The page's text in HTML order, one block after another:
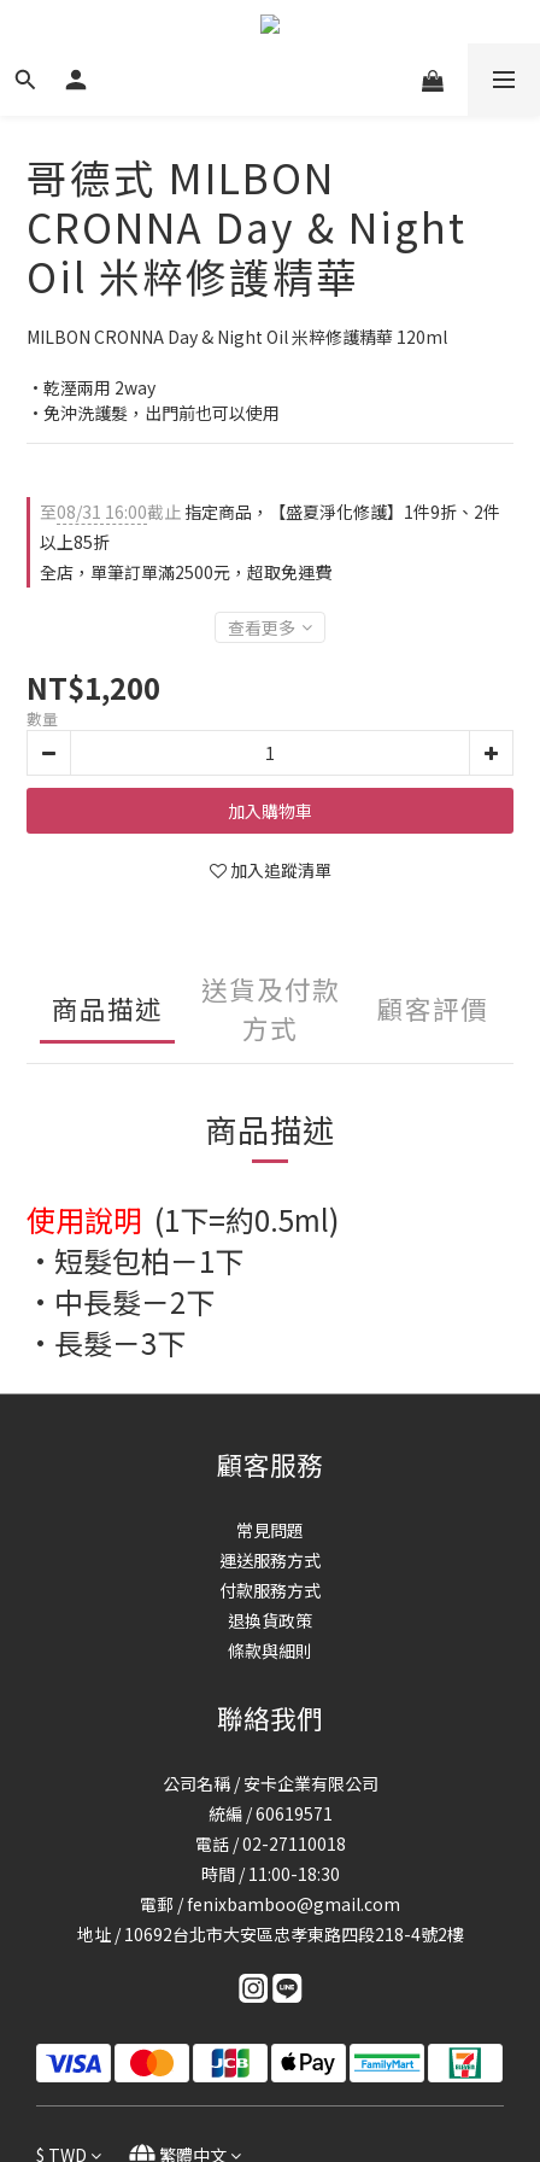
哥德式 MILBON
CRONNA Day & Night
Oil 米粹修護精華
MILBON CRONNA Day & Night Oil 米粹修護精華 120ml
•乾溼兩用 2way
•免沖洗護髮，出門前也可以使用
至08/31 16:00截止 指定商品，【盛夏淨化修護】1件9折、2件
以上85折
全店，單筆訂單滿2500元，超取免運費
查看更多
NT$1,200
數量
加入購物車
加入追蹤清單
商品描述
送貨及付款
方式
顧客評價
商品描述
使用說明 (1下=約0.5ml)
•短髮包柏－1下
•中長髮－2下
•長髮－3下
顧客服務
常見問題
運送服務方式
付款服務方式
退換貨政策
條款與細則
聯絡我們
公司名稱 / 安卡企業有限公司
統編 / 60619571
電話 / 02-27110018
時間 / 11:00-18:30
電郵 / fenixbamboo@gmail.com
地址 / 10692台北市大安區忠孝東路四段218-4號2樓
$ TWD 繁體中文